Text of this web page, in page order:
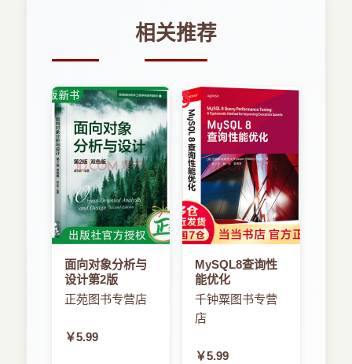
1.7 内在内容大小
1.8 压缩阻力和内容吸附
1.9 图像装饰元素
1.9.1 对齐矩形
1.9.2 可视化对齐矩形
1.9.4 声明对齐矩形
1.9.5 实现对齐矩形
可，可以让Auto Layout计算frame。
● Auto Layout是描述性的和相关性的。你需要
描述项在屏幕上是如何相互关联的。可以忘掉尺寸
和位置。重要的只是关系。
● Auto Layout是集中的。无论在IB还是在你自
己代码里的布局区域，Auto Layout规则倾向于迁移
● Auto Layout是动态的。你的界面会在需要响
应用户和源自应用的改变时而更新。
相关推荐
面向对象分析与
设计第2版
正苑图书专营店
￥5.99
MySQL8查询性
能优化
千钟粟图书专营
店
￥5.99